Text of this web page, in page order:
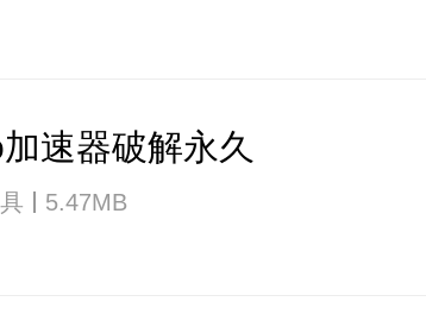
速器破解永久
5.47MB